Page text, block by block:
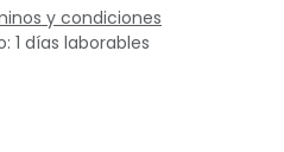
y condiciones
1 días laborables